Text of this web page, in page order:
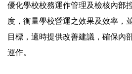
優化學校校務運作管理及檢核內部
度，衡量學校營運之效果及效率，
目標，適時提供改善建議，確保內
運作。